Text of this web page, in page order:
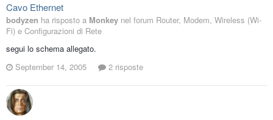
Cavo Ethernet
bodyzen ha risposto a Monkey nel forum Router, Modem, Wireless (Wi-
Fi) e Configurazioni di Rete
segui lo schema allegato.
September 14, 2005
2 risposte